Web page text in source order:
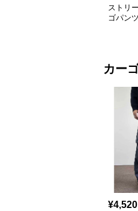
ストリ
ゴパンツ
カー
¥4,520